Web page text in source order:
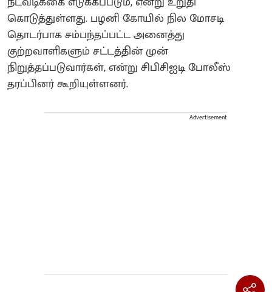
கொடுத்துள்ளது. பழனி கோயில் நில மோசடி
தொடர்பாக சம்பந்தப்பட்ட அனைத்து
குற்றவாளிகளும் சட்டத்தின் முன்
நிறுத்தப்படுவார்கள், என்று சிபிசிஐடி போலீஸ்
தரப்பினர் கூறியுள்ளனர்.
Advertisement